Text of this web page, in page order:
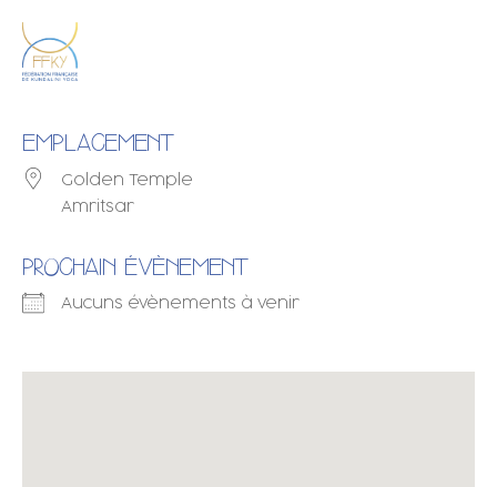
EMPLACEMENT
Golden Temple
Amritsar
PROCHAIN ÉVÈNEMENT
Aucuns évènements à venir